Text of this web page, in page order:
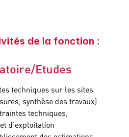
de la fonction :
Etudes
techniques sur les sites
synthèse des travaux)
techniques,
d’exploitation